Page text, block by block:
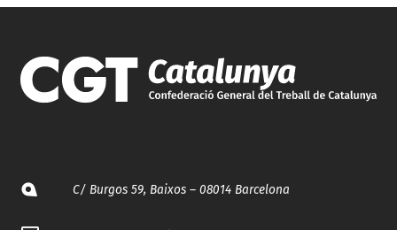
C/ Burgos 59, Baixos – 08014 Barcelona